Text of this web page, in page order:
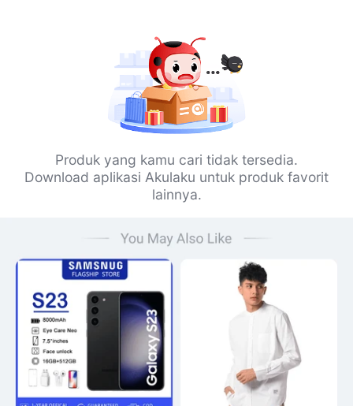
Produk yang kamu cari tidak tersedia.
Download aplikasi Akulaku untuk produk favorit
lainnya.